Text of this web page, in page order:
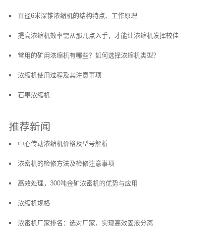
直径6米深锥浓缩机的结构特点、工作原理
提高浓缩机效率需从那几点入手，才能让浓缩机发挥较佳
常用的矿用浓缩机有哪些？如何选择浓缩机类型？
浓缩机使用过程及其注意事项
石墨浓缩机
推荐新闻
中心传动浓缩机价格及型号解析
浓密机的检修方法及检修注意事项
高效处理，300吨金矿浓密机的优势与应用
浓缩机规格
浓密机厂家排名：选对厂家，实现高效固液分离